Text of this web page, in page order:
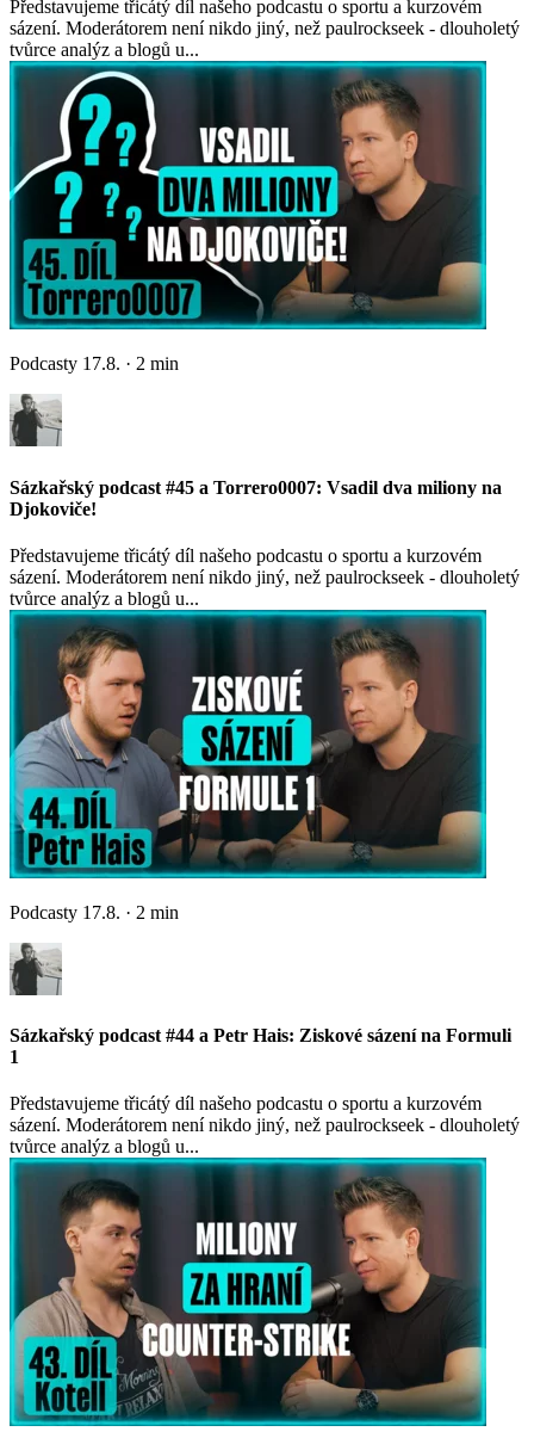
Představujeme třicátý díl našeho podcastu o sportu a kurzovém
sázení. Moderátorem není nikdo jiný, než paulrockseek - dlouholetý
tvůrce analýz a blogů u...
Podcasty 17.8. · 2 min
Sázkařský podcast #45 a Torrero0007: Vsadil dva miliony na
Djokoviče!
Představujeme třicátý díl našeho podcastu o sportu a kurzovém
sázení. Moderátorem není nikdo jiný, než paulrockseek - dlouholetý
tvůrce analýz a blogů u...
Podcasty 17.8. · 2 min
Sázkařský podcast #44 a Petr Hais: Ziskové sázení na Formuli
1
Představujeme třicátý díl našeho podcastu o sportu a kurzovém
sázení. Moderátorem není nikdo jiný, než paulrockseek - dlouholetý
tvůrce analýz a blogů u...